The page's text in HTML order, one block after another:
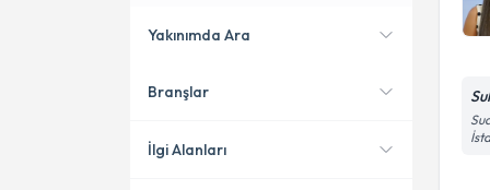
Yakınımda Ara
Konumuma yakın uzmanları
Branşlar
İlgi Alanları